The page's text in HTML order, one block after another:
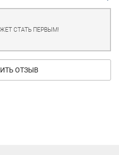
СТАТЬ ПЕРВЫМ!
ОТЗЫВ